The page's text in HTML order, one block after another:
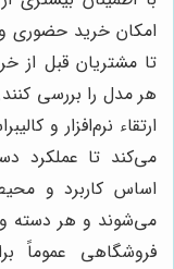
امکان خرید حضوری
تا مشتریان قبل از
هر مدل را بررسی
ارتقاء نرم‌افزار و
می‌کند تا عملکرد
اساس کاربرد و
می‌شوند و هر دسته
فروشگاهی عموماً